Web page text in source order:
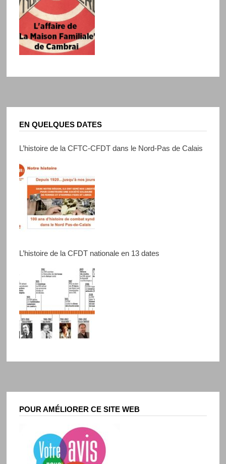
EN QUELQUES DATES
L’histoire de la CFTC-CFDT dans le Nord-Pas de Calais
L’histoire de la CFDT nationale en 13 dates
POUR AMÉLIORER CE SITE WEB